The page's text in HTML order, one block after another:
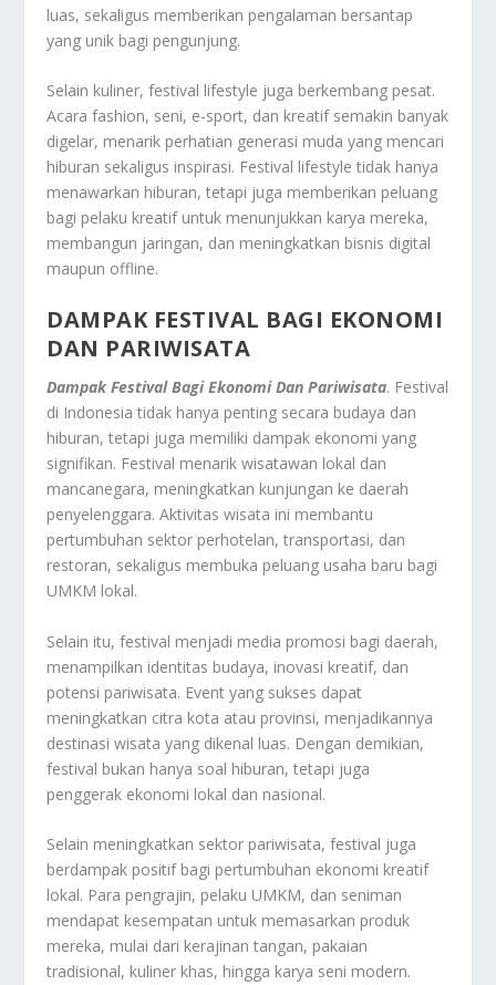
luas, sekaligus memberikan pengalaman bersantap
yang unik bagi pengunjung.
Selain kuliner, festival lifestyle juga berkembang pesat.
Acara fashion, seni, e-sport, dan kreatif semakin banyak
digelar, menarik perhatian generasi muda yang mencari
hiburan sekaligus inspirasi. Festival lifestyle tidak hanya
menawarkan hiburan, tetapi juga memberikan peluang
bagi pelaku kreatif untuk menunjukkan karya mereka,
membangun jaringan, dan meningkatkan bisnis digital
maupun offline.
DAMPAK FESTIVAL BAGI EKONOMI
DAN PARIWISATA
Dampak Festival Bagi Ekonomi Dan Pariwisata. Festival
di Indonesia tidak hanya penting secara budaya dan
hiburan, tetapi juga memiliki dampak ekonomi yang
signifikan. Festival menarik wisatawan lokal dan
mancanegara, meningkatkan kunjungan ke daerah
penyelenggara. Aktivitas wisata ini membantu
pertumbuhan sektor perhotelan, transportasi, dan
restoran, sekaligus membuka peluang usaha baru bagi
UMKM lokal.
Selain itu, festival menjadi media promosi bagi daerah,
menampilkan identitas budaya, inovasi kreatif, dan
potensi pariwisata. Event yang sukses dapat
meningkatkan citra kota atau provinsi, menjadikannya
destinasi wisata yang dikenal luas. Dengan demikian,
festival bukan hanya soal hiburan, tetapi juga
penggerak ekonomi lokal dan nasional.
Selain meningkatkan sektor pariwisata, festival juga
berdampak positif bagi pertumbuhan ekonomi kreatif
lokal. Para pengrajin, pelaku UMKM, dan seniman
mendapat kesempatan untuk memasarkan produk
mereka, mulai dari kerajinan tangan, pakaian
tradisional, kuliner khas, hingga karya seni modern.